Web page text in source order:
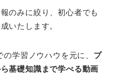
のみに絞り、初心者でも
いたします。
学習ノウハウを元に、 プ
基礎知識まで学べる動画